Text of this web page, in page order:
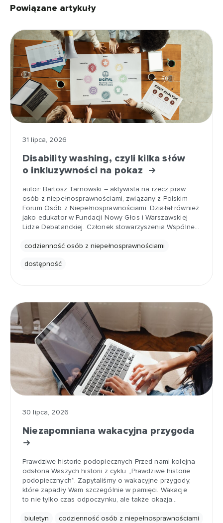
Powiązane artykuły
31 lipca, 2026
Disability washing, czyli kilka słów
o inkluzywności na pokaz
autor: Bartosz Tarnowski – aktywista na rzecz praw
osób z niepełnosprawnościami, związany z Polskim
Forum Osób z Niepełnosprawnościami. Działał również
jako edukator w Fundacji Nowy Głos i Warszawskiej
Lidze Debatanckiej. Członek stowarzyszenia Wspólne…
codzienność osób z niepełnosprawnościami
dostępność
30 lipca, 2026
Niezapomniana wakacyjna przygoda
Prawdziwe historie podopiecznych Przed nami kolejna
odsłona Waszych historii z cyklu „Prawdziwe historie
podopiecznych”. Zapytaliśmy o wakacyjne przygody,
które zapadły Wam szczególnie w pamięci. Wakacje
to nie tylko czas odpoczynku, ale także okazja…
biuletyn codzienność osób z niepełnosprawnościami